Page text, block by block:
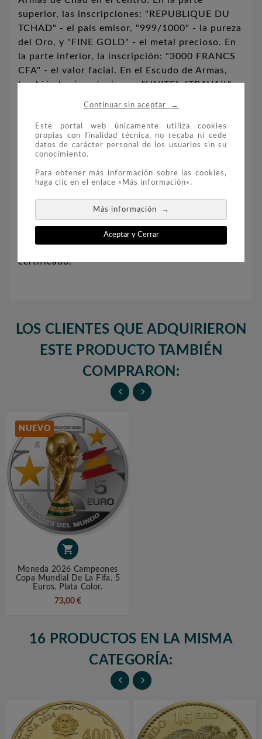
Continuar sin aceptar →
Este portal web únicamente utiliza cookies
propias con finalidad técnica, no recaba ni cede
datos de carácter personal de los usuarios sin su
conocimiento.
Para obtener más información sobre las cookies,
haga clic en el enlace «Más información».
Más información →
Aceptar y Cerrar
superior, las inscripciones: "REPUBLIQUE DU
TCHAD" - el país emisor, "999/1000" - la pureza
del Oro, y "FINE GOLD" - el metal precioso. En
la parte inferior, la inscripción: "3000 FRANCS
CFA" - el valor facial. En el Escudo de Armas,
también las inscripciones: "UNITE", "TRAVAIL" y
Composición: Oro 999 milésimas.
Peso: 1/1000 oz.
Diámetro: 16 mm.
Presentada encapsulada, en estuche y con
certificado.
LOS CLIENTES QUE ADQUIRIERON
ESTE PRODUCTO TAMBIÉN
COMPRARON:
 
NUEVO

Moneda 2026 Campeones
Copa Mundial De La Fifa. 5
Euros. Plata Color.
73,00 €
16 PRODUCTOS EN LA MISMA
CATEGORÍA:
 